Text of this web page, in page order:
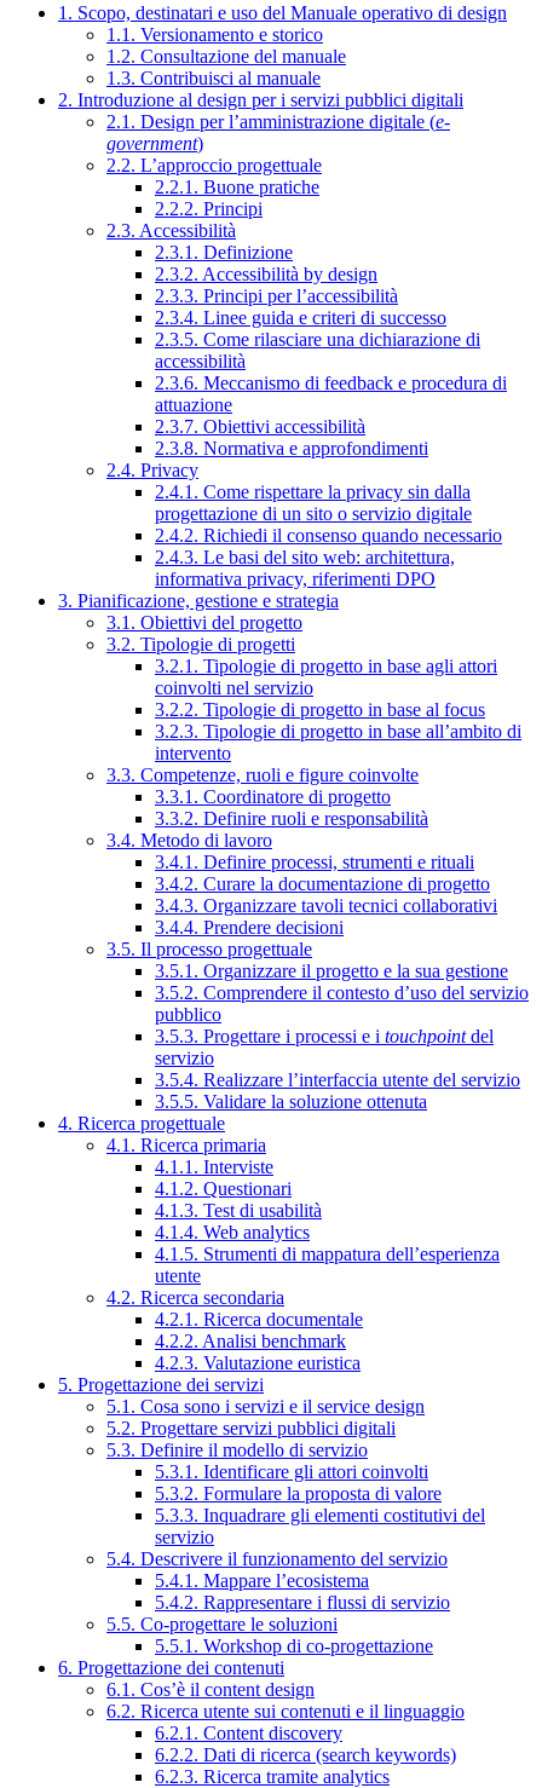
1. Scopo, destinatari e uso del Manuale operativo di design
1.1. Versionamento e storico
1.2. Consultazione del manuale
1.3. Contribuisci al manuale
2. Introduzione al design per i servizi pubblici digitali
2.1. Design per l’amministrazione digitale (e-
government)
2.2. L’approccio progettuale
2.2.1. Buone pratiche
2.2.2. Principi
2.3. Accessibilità
2.3.1. Definizione
2.3.2. Accessibilità by design
2.3.3. Principi per l’accessibilità
2.3.4. Linee guida e criteri di successo
2.3.5. Come rilasciare una dichiarazione di
accessibilità
2.3.6. Meccanismo di feedback e procedura di
attuazione
2.3.7. Obiettivi accessibilità
2.3.8. Normativa e approfondimenti
2.4. Privacy
2.4.1. Come rispettare la privacy sin dalla
progettazione di un sito o servizio digitale
2.4.2. Richiedi il consenso quando necessario
2.4.3. Le basi del sito web: architettura,
informativa privacy, riferimenti DPO
3. Pianificazione, gestione e strategia
3.1. Obiettivi del progetto
3.2. Tipologie di progetti
3.2.1. Tipologie di progetto in base agli attori
coinvolti nel servizio
3.2.2. Tipologie di progetto in base al focus
3.2.3. Tipologie di progetto in base all’ambito di
intervento
3.3. Competenze, ruoli e figure coinvolte
3.3.1. Coordinatore di progetto
3.3.2. Definire ruoli e responsabilità
3.4. Metodo di lavoro
3.4.1. Definire processi, strumenti e rituali
3.4.2. Curare la documentazione di progetto
3.4.3. Organizzare tavoli tecnici collaborativi
3.4.4. Prendere decisioni
3.5. Il processo progettuale
3.5.1. Organizzare il progetto e la sua gestione
3.5.2. Comprendere il contesto d’uso del servizio
pubblico
3.5.3. Progettare i processi e i touchpointdel
servizio
3.5.4. Realizzare l’interfaccia utente del servizio
3.5.5. Validare la soluzione ottenuta
4. Ricerca progettuale
4.1. Ricerca primaria
4.1.1. Interviste
4.1.2. Questionari
4.1.3. Test di usabilità
4.1.4. Web analytics
4.1.5. Strumenti di mappatura dell’esperienza
utente
4.2. Ricerca secondaria
4.2.1. Ricerca documentale
4.2.2. Analisi benchmark
4.2.3. Valutazione euristica
5. Progettazione dei servizi
5.1. Cosa sono i servizi e il service design
5.2. Progettare servizi pubblici digitali
5.3. Definire il modello di servizio
5.3.1. Identificare gli attori coinvolti
5.3.2. Formulare la proposta di valore
5.3.3. Inquadrare gli elementi costitutivi del
servizio
5.4. Descrivere il funzionamento del servizio
5.4.1. Mappare l’ecosistema
5.4.2. Rappresentare i flussi di servizio
5.5. Co-progettare le soluzioni
5.5.1. Workshop di co-progettazione
6. Progettazione dei contenuti
6.1. Cos’è il content design
6.2. Ricerca utente sui contenuti e il linguaggio
6.2.1. Content discovery
6.2.2. Dati di ricerca (search keywords)
6.2.3. Ricerca tramite analytics